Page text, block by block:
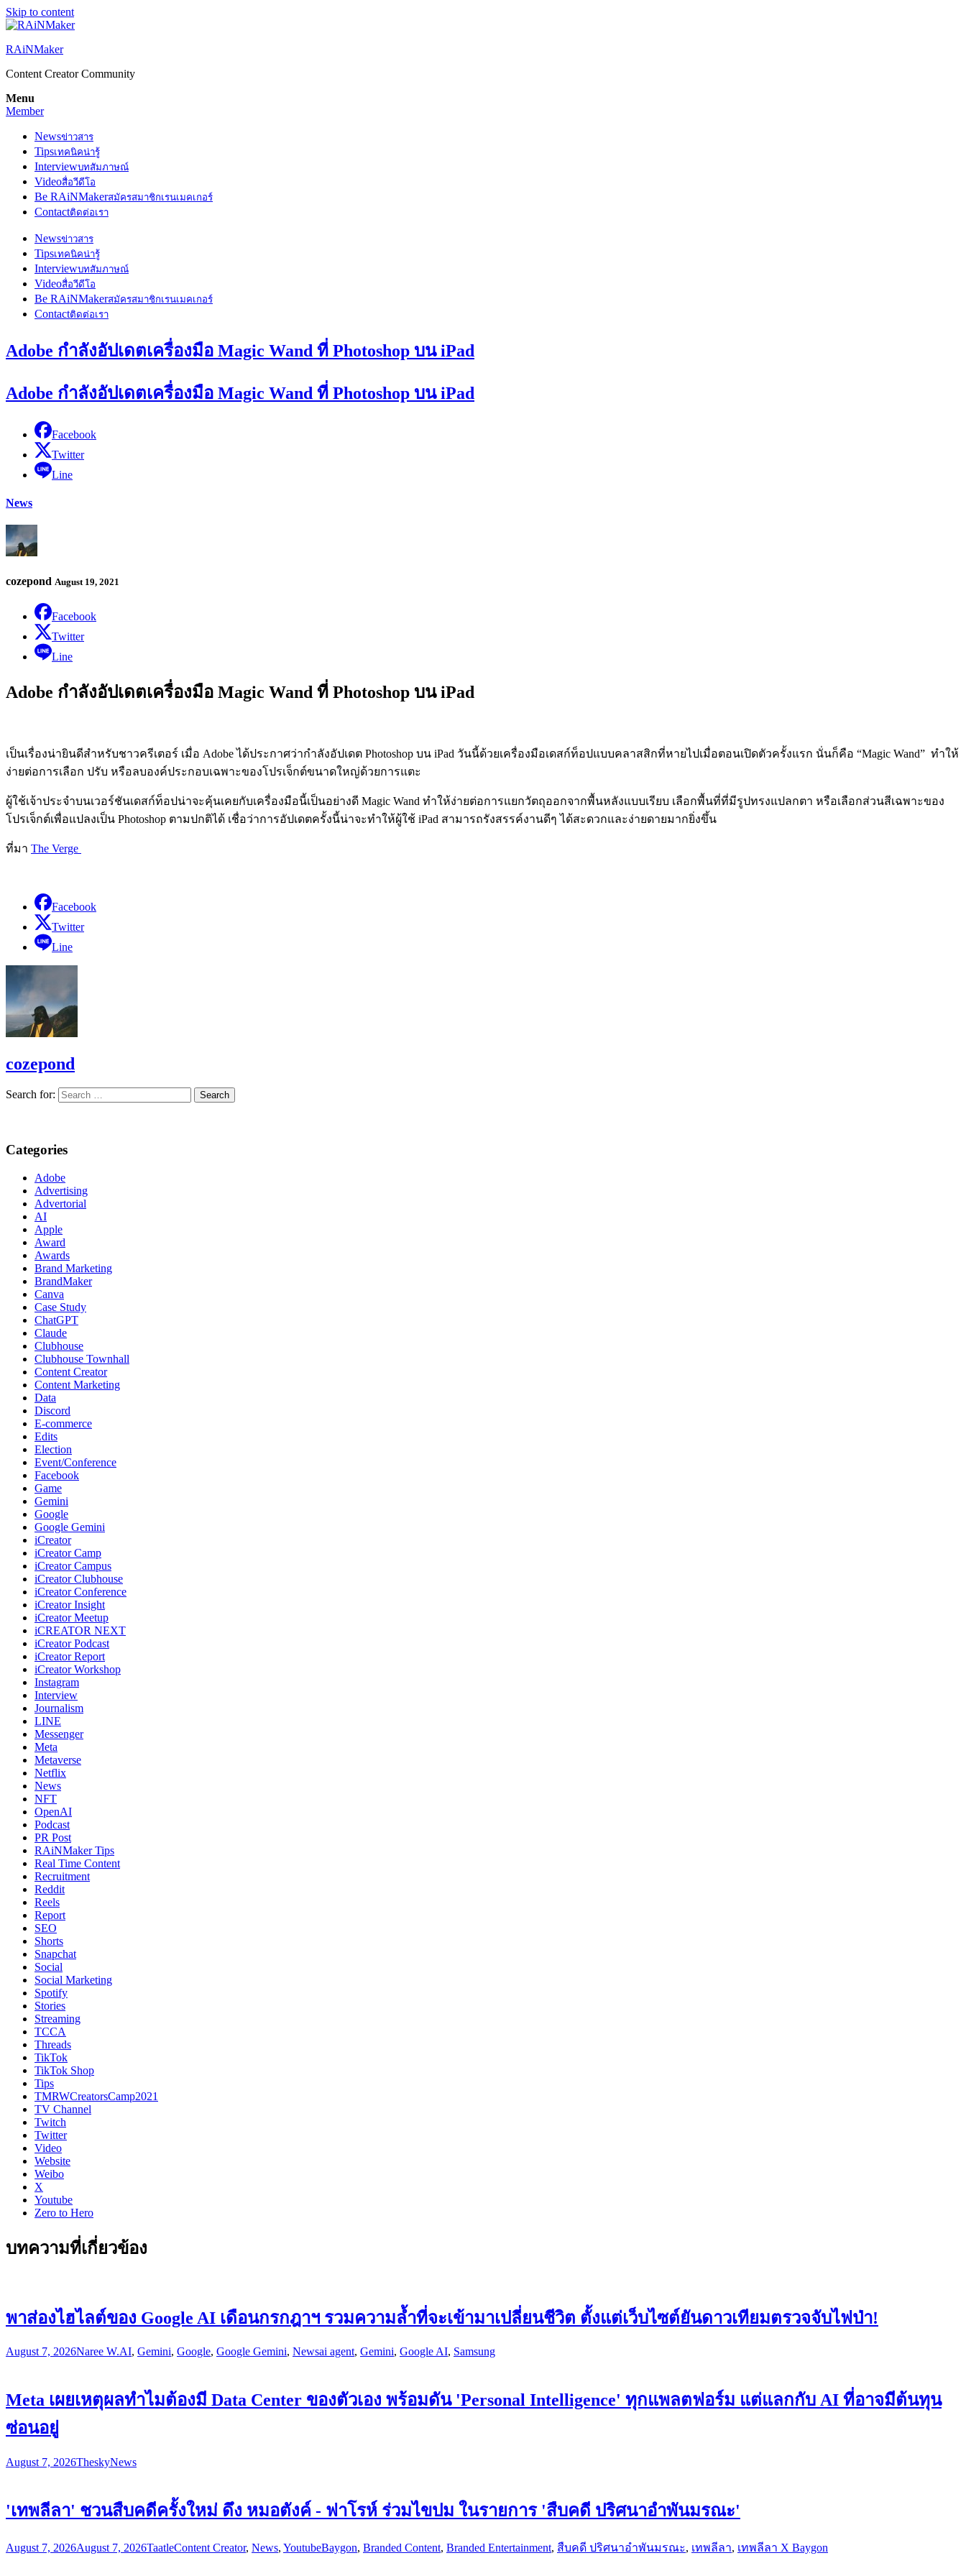
Skip to content
RAiNMaker
Content Creator Community
Menu
Member
Newsข่าวสาร
Tipsเทคนิคน่ารู้
Interviewบทสัมภาษณ์
Videoสื่อวีดีโอ
Be RAiNMakerสมัครสมาชิกเรนเมคเกอร์
Contactติดต่อเรา
Newsข่าวสาร
Tipsเทคนิคน่ารู้
Interviewบทสัมภาษณ์
Videoสื่อวีดีโอ
Be RAiNMakerสมัครสมาชิกเรนเมคเกอร์
Contactติดต่อเรา
Adobe กำลังอัปเดตเครื่องมือ Magic Wand ที่ Photoshop บน iPad
Adobe กำลังอัปเดตเครื่องมือ Magic Wand ที่ Photoshop บน iPad
Facebook
Twitter
Line
News
cozepond August 19, 2021
Facebook
Twitter
Line
Adobe กำลังอัปเดตเครื่องมือ Magic Wand ที่ Photoshop บน iPad
เป็นเรื่องน่ายินดีสำหรับชาวครีเตอร์ เมื่อ Adobe ได้ประกาศว่ากำลังอัปเดต Photoshop บน iPad วันนี้ด้วยเครื่องมือเดสก์ท็อปแบบคลาสสิกที่หายไปเมื่อตอนเปิดตัวครั้งแรก นั่นก็คือ “Magic Wand” ทำให้
ง่ายต่อการเลือก ปรับ หรือลบองค์ประกอบเฉพาะของโปรเจ็กต์ขนาดใหญ่ด้วยการแตะ
ผู้ใช้เจ้าประจำบนเวอร์ชันเดสก์ท็อปน่าจะคุ้นเคยกับเครื่องมือนี้เป็นอย่างดี Magic Wand ทำให้ง่ายต่อการแยกวัตถุออกจากพื้นหลังแบบเรียบ เลือกพื้นที่ที่มีรูปทรงแปลกตา หรือเลือกส่วนสีเฉพาะของ
โปรเจ็กต์เพื่อแปลงเป็น Photoshop ตามปกติได้ เชื่อว่าการอัปเดตครั้งนี้น่าจะทำให้ผู้ใช้ iPad สามารถรังสรรค์งานดีๆ ได้สะดวกและง่ายดายมากยิ่งขึ้น
ที่มา The Verge
Facebook
Twitter
Line
cozepond
Search for:
Categories
Adobe
Advertising
Advertorial
AI
Apple
Award
Awards
Brand Marketing
BrandMaker
Canva
Case Study
ChatGPT
Claude
Clubhouse
Clubhouse Townhall
Content Creator
Content Marketing
Data
Discord
E-commerce
Edits
Election
Event/Conference
Facebook
Game
Gemini
Google
Google Gemini
iCreator
iCreator Camp
iCreator Campus
iCreator Clubhouse
iCreator Conference
iCreator Insight
iCreator Meetup
iCREATOR NEXT
iCreator Podcast
iCreator Report
iCreator Workshop
Instagram
Interview
Journalism
LINE
Messenger
Meta
Metaverse
Netflix
News
NFT
OpenAI
Podcast
PR Post
RAiNMaker Tips
Real Time Content
Recruitment
Reddit
Reels
Report
SEO
Shorts
Snapchat
Social
Social Marketing
Spotify
Stories
Streaming
TCCA
Threads
TikTok
TikTok Shop
Tips
TMRWCreatorsCamp2021
TV Channel
Twitch
Twitter
Video
Website
Weibo
X
Youtube
Zero to Hero
บทความที่เกี่ยวข้อง
พาส่องไฮไลต์ของ Google AI เดือนกรกฎาฯ รวมความล้ำที่จะเข้ามาเปลี่ยนชีวิต ตั้งแต่เว็บไซต์ยันดาวเทียมตรวจจับไฟป่า!
August 7, 2026Naree W.AI, Gemini, Google, Google Gemini, Newsai agent, Gemini, Google AI, Samsung
Meta เผยเหตุผลทำไมต้องมี Data Center ของตัวเอง พร้อมดัน 'Personal Intelligence' ทุกแพลตฟอร์ม แต่แลกกับ AI ที่อาจมีต้นทุน
ซ่อนอยู่
August 7, 2026TheskyNews
'เทพลีลา' ชวนสืบคดีครั้งใหม่ ดึง หมอตังค์ - ฟาโรห์ ร่วมไขปม ในรายการ 'สืบคดี ปริศนาอำพันมรณะ'
August 7, 2026August 7, 2026TaatleContent Creator, News, YoutubeBaygon, Branded Content, Branded Entertainment, สืบคดี ปริศนาอำพันมรณะ, เทพลีลา, เทพลีลา X Baygon